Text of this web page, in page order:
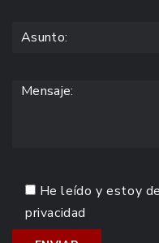
He leído y estoy
privacidad